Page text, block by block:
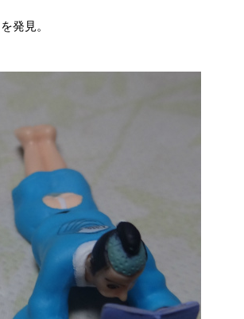
を発見。